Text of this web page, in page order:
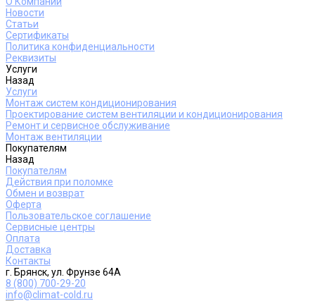
Новости
Статьи
Сертификаты
Политика конфиденциальности
Реквизиты
Услуги
Назад
Услуги
Монтаж систем кондиционирования
Проектирование систем вентиляции и кондиционирования
Ремонт и сервисное обслуживание
Монтаж вентиляции
Покупателям
Назад
Покупателям
Действия при поломке
Обмен и возврат
Оферта
Пользовательское соглашение
Сервисные центры
Оплата
Доставка
Контакты
г. Брянск, ул. Фрунзе 64А
8 (800) 700-29-20
info@climat-cold.ru